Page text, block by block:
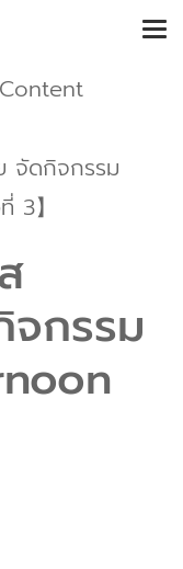
Content
จัดกิจกรรม
3】
จกรรม